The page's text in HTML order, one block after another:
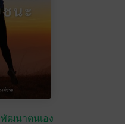
พัฒนาตนเอง